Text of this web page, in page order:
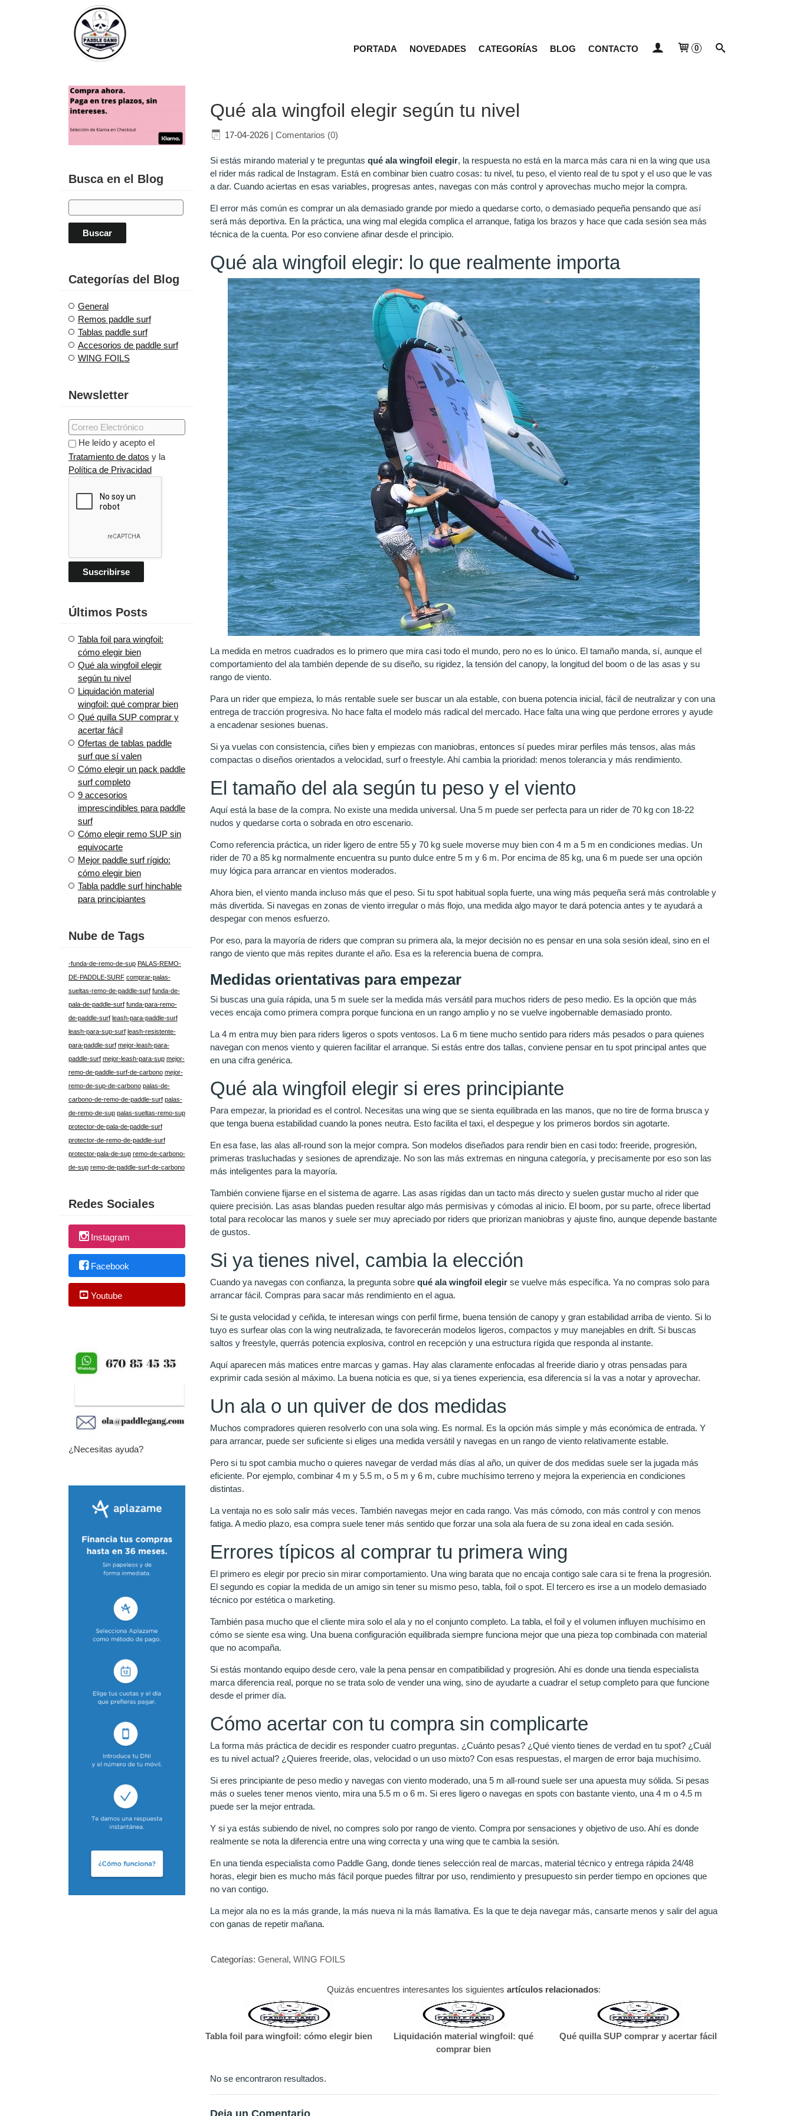
PORTADA NOVEDADES CATEGORÍAS BLOG CONTACTO 0
Busca en el Blog
Categorías del Blog
General
Remos paddle surf
Tablas paddle surf
Accesorios de paddle surf
WING FOILS
Newsletter
He leído y acepto el
Tratamiento de datos y la
Política de Privacidad
Últimos Posts
Tabla foil para wingfoil:
cómo elegir bien
Qué ala wingfoil elegir
según tu nivel
Liquidación material
wingfoil: qué comprar bien
Qué quilla SUP comprar y
acertar fácil
Ofertas de tablas paddle
surf que sí valen
Cómo elegir un pack paddle
surf completo
9 accesorios
imprescindibles para paddle
surf
Cómo elegir remo SUP sin
equivocarte
Mejor paddle surf rígido:
cómo elegir bien
Tabla paddle surf hinchable
para principiantes
Nube de Tags
-funda-de-remo-de-sup PALAS-REMO-
DE-PADDLE-SURF comprar-palas-
sueltas-remo-de-paddle-surf funda-de-
pala-de-paddle-surf funda-para-remo-
de-paddle-surf leash-para-paddle-surf
leash-para-sup-surf leash-resistente-
para-paddle-surf mejor-leash-para-
paddle-surf mejor-leash-para-sup mejor-
remo-de-paddle-surf-de-carbono mejor-
remo-de-sup-de-carbono palas-de-
carbono-de-remo-de-paddle-surf palas-
de-remo-de-sup palas-sueltas-remo-sup
protector-de-pala-de-paddle-surf
protector-de-remo-de-paddle-surf
protector-pala-de-sup remo-de-carbono-
de-sup remo-de-paddle-surf-de-carbono
Redes Sociales
Instagram
Facebook
Youtube
¿Necesitas ayuda?
Qué ala wingfoil elegir según tu nivel
17-04-2026| Comentarios (0)
Si estás mirando material y te preguntas qué ala wingfoil elegir, la respuesta no está en la marca más cara ni en la wing que usa
el rider más radical de Instagram. Está en combinar bien cuatro cosas: tu nivel, tu peso, el viento real de tu spot y el uso que le vas
a dar. Cuando aciertas en esas variables, progresas antes, navegas con más control y aprovechas mucho mejor la compra.
El error más común es comprar un ala demasiado grande por miedo a quedarse corto, o demasiado pequeña pensando que así
será más deportiva. En la práctica, una wing mal elegida complica el arranque, fatiga los brazos y hace que cada sesión sea más
técnica de la cuenta. Por eso conviene afinar desde el principio.
Qué ala wingfoil elegir: lo que realmente importa
La medida en metros cuadrados es lo primero que mira casi todo el mundo, pero no es lo único. El tamaño manda, sí, aunque el
comportamiento del ala también depende de su diseño, su rigidez, la tensión del canopy, la longitud del boom o de las asas y su
rango de viento.
Para un rider que empieza, lo más rentable suele ser buscar un ala estable, con buena potencia inicial, fácil de neutralizar y con una
entrega de tracción progresiva. No hace falta el modelo más radical del mercado. Hace falta una wing que perdone errores y ayude
a encadenar sesiones buenas.
Si ya vuelas con consistencia, ciñes bien y empiezas con maniobras, entonces sí puedes mirar perfiles más tensos, alas más
compactas o diseños orientados a velocidad, surf o freestyle. Ahí cambia la prioridad: menos tolerancia y más rendimiento.
El tamaño del ala según tu peso y el viento
Aquí está la base de la compra. No existe una medida universal. Una 5 m puede ser perfecta para un rider de 70 kg con 18-22
nudos y quedarse corta o sobrada en otro escenario.
Como referencia práctica, un rider ligero de entre 55 y 70 kg suele moverse muy bien con 4 m a 5 m en condiciones medias. Un
rider de 70 a 85 kg normalmente encuentra su punto dulce entre 5 m y 6 m. Por encima de 85 kg, una 6 m puede ser una opción
muy lógica para arrancar en vientos moderados.
Ahora bien, el viento manda incluso más que el peso. Si tu spot habitual sopla fuerte, una wing más pequeña será más controlable y
más divertida. Si navegas en zonas de viento irregular o más flojo, una medida algo mayor te dará potencia antes y te ayudará a
despegar con menos esfuerzo.
Por eso, para la mayoría de riders que compran su primera ala, la mejor decisión no es pensar en una sola sesión ideal, sino en el
rango de viento que más repites durante el año. Esa es la referencia buena de compra.
Medidas orientativas para empezar
Si buscas una guía rápida, una 5 m suele ser la medida más versátil para muchos riders de peso medio. Es la opción que más
veces encaja como primera compra porque funciona en un rango amplio y no se vuelve ingobernable demasiado pronto.
La 4 m entra muy bien para riders ligeros o spots ventosos. La 6 m tiene mucho sentido para riders más pesados o para quienes
navegan con menos viento y quieren facilitar el arranque. Si estás entre dos tallas, conviene pensar en tu spot principal antes que
en una cifra genérica.
Qué ala wingfoil elegir si eres principiante
Para empezar, la prioridad es el control. Necesitas una wing que se sienta equilibrada en las manos, que no tire de forma brusca y
que tenga buena estabilidad cuando la pones neutra. Esto facilita el taxi, el despegue y los primeros bordos sin agotarte.
En esa fase, las alas all-round son la mejor compra. Son modelos diseñados para rendir bien en casi todo: freeride, progresión,
primeras trasluchadas y sesiones de aprendizaje. No son las más extremas en ninguna categoría, y precisamente por eso son las
más inteligentes para la mayoría.
También conviene fijarse en el sistema de agarre. Las asas rígidas dan un tacto más directo y suelen gustar mucho al rider que
quiere precisión. Las asas blandas pueden resultar algo más permisivas y cómodas al inicio. El boom, por su parte, ofrece libertad
total para recolocar las manos y suele ser muy apreciado por riders que priorizan maniobras y ajuste fino, aunque depende bastante
de gustos.
Si ya tienes nivel, cambia la elección
Cuando ya navegas con confianza, la pregunta sobre qué ala wingfoil elegirse vuelve más específica. Ya no compras solo para
arrancar fácil. Compras para sacar más rendimiento en el agua.
Si te gusta velocidad y ceñida, te interesan wings con perfil firme, buena tensión de canopy y gran estabilidad arriba de viento. Si lo
tuyo es surfear olas con la wing neutralizada, te favorecerán modelos ligeros, compactos y muy manejables en drift. Si buscas
saltos y freestyle, querrás potencia explosiva, control en recepción y una estructura rígida que responda al instante.
Aquí aparecen más matices entre marcas y gamas. Hay alas claramente enfocadas al freeride diario y otras pensadas para
exprimir cada sesión al máximo. La buena noticia es que, si ya tienes experiencia, esa diferencia sí la vas a notar y aprovechar.
Un ala o un quiver de dos medidas
Muchos compradores quieren resolverlo con una sola wing. Es normal. Es la opción más simple y más económica de entrada. Y
para arrancar, puede ser suficiente si eliges una medida versátil y navegas en un rango de viento relativamente estable.
Pero si tu spot cambia mucho o quieres navegar de verdad más días al año, un quiver de dos medidas suele ser la jugada más
eficiente. Por ejemplo, combinar 4 m y 5.5 m, o 5 m y 6 m, cubre muchísimo terreno y mejora la experiencia en condiciones
distintas.
La ventaja no es solo salir más veces. También navegas mejor en cada rango. Vas más cómodo, con más control y con menos
fatiga. A medio plazo, esa compra suele tener más sentido que forzar una sola ala fuera de su zona ideal en cada sesión.
Errores típicos al comprar tu primera wing
El primero es elegir por precio sin mirar comportamiento. Una wing barata que no encaja contigo sale cara si te frena la progresión.
El segundo es copiar la medida de un amigo sin tener su mismo peso, tabla, foil o spot. El tercero es irse a un modelo demasiado
técnico por estética o marketing.
También pasa mucho que el cliente mira solo el ala y no el conjunto completo. La tabla, el foil y el volumen influyen muchísimo en
cómo se siente esa wing. Una buena configuración equilibrada siempre funciona mejor que una pieza top combinada con material
que no acompaña.
Si estás montando equipo desde cero, vale la pena pensar en compatibilidad y progresión. Ahí es donde una tienda especialista
marca diferencia real, porque no se trata solo de vender una wing, sino de ayudarte a cuadrar el setup completo para que funcione
desde el primer día.
Cómo acertar con tu compra sin complicarte
La forma más práctica de decidir es responder cuatro preguntas. ¿Cuánto pesas? ¿Qué viento tienes de verdad en tu spot? ¿Cuál
es tu nivel actual? ¿Quieres freeride, olas, velocidad o un uso mixto? Con esas respuestas, el margen de error baja muchísimo.
Si eres principiante de peso medio y navegas con viento moderado, una 5 m all-round suele ser una apuesta muy sólida. Si pesas
más o sueles tener menos viento, mira una 5.5 m o 6 m. Si eres ligero o navegas en spots con bastante viento, una 4 m o 4.5 m
puede ser la mejor entrada.
Y si ya estás subiendo de nivel, no compres solo por rango de viento. Compra por sensaciones y objetivo de uso. Ahí es donde
realmente se nota la diferencia entre una wing correcta y una wing que te cambia la sesión.
En una tienda especialista como Paddle Gang, donde tienes selección real de marcas, material técnico y entrega rápida 24/48
horas, elegir bien es mucho más fácil porque puedes filtrar por uso, rendimiento y presupuesto sin perder tiempo en opciones que
no van contigo.
La mejor ala no es la más grande, la más nueva ni la más llamativa. Es la que te deja navegar más, cansarte menos y salir del agua
con ganas de repetir mañana.
Categorías: General, WING FOILS
Quizás encuentres interesantes los siguientes artículos relacionados:
Tabla foil para wingfoil: cómo elegir bien
Liquidación material wingfoil: qué
comprar bien
Qué quilla SUP comprar y acertar fácil
No se encontraron resultados.
Deja un Comentario